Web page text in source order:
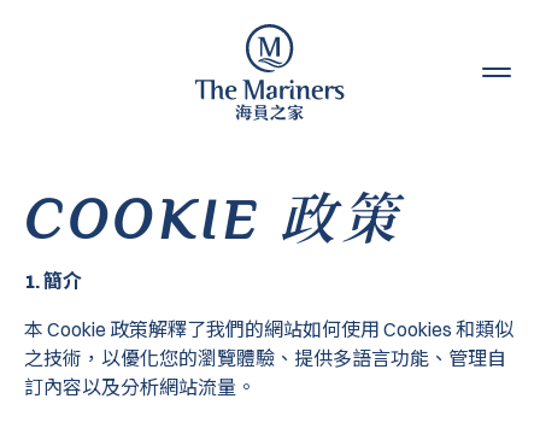
COOKIE 政策
1. 簡介
本 Cookie 政策解釋了我們的網站如何使用 Cookies 和類似
之技術，以優化您的瀏覽體驗、提供多語言功能、管理自
訂內容以及分析網站流量。